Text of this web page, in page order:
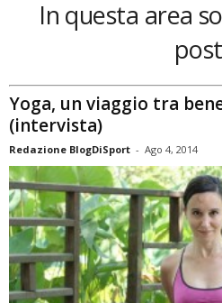
In questa area
Yoga, un viaggio tra
(intervista)
Redazione BlogDiSport - Ago 4, 2014